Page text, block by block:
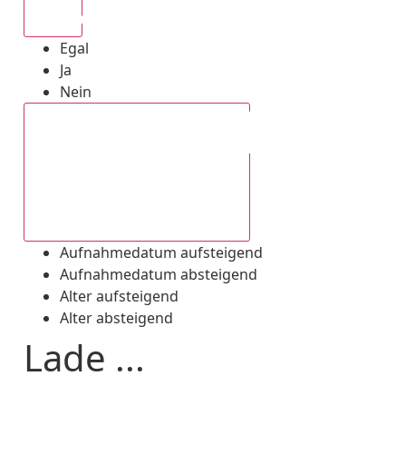
Egal
Ja
Nein
Aufnahmedatum aufsteigend
Aufnahmedatum absteigend
Alter aufsteigend
Alter absteigend
Lade ...